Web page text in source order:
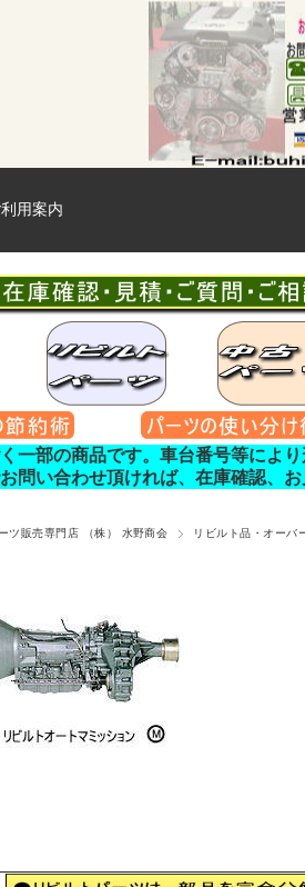
用案内
一部の商品です。車台番号等によ
問い合わせ頂ければ、在庫確認、お
ツ販売専門店 （株） 水野商会 リビルト品・オーバ